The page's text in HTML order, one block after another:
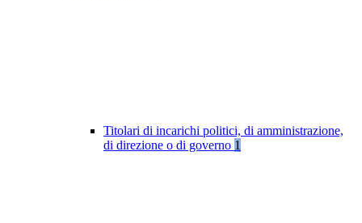
Titolari di incarichi politici, di amministrazione,
di direzione o di governo 1